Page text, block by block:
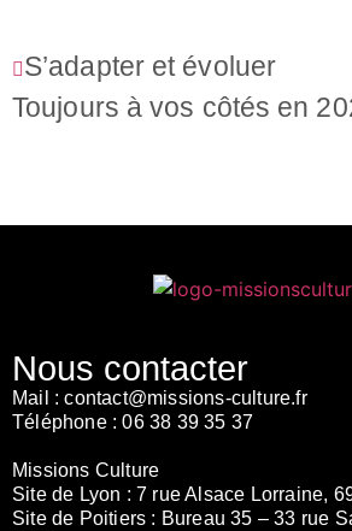
S’adapter et évoluer
Toujours à vos côtés en
Nous contacter
Mail : contact@missions-culture.fr
Téléphone : 06 38 39 35 37
Missions Culture
Site de Lyon : 7 rue Alsace Lorraine,
Site de Poitiers : Bureau 35 – 33 rue